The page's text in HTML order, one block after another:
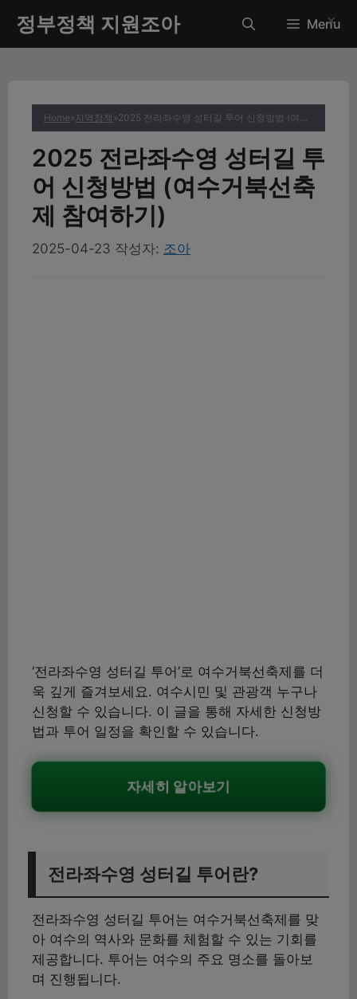
츠
정부정책 지원조아 Menu
Home»지역정책 » 2025 전라좌수영 성터길 투어 신청방법 (여수거북선축제 참여하기)
2025 전라좌수영 성터길 투
어 신청방법 (여수거북선축
제 참여하기)
2025-04-23 작성자: 조아
‘전라좌수영 성터길 투어’로 여수거북선축제를 더
욱 깊게 즐겨보세요. 여수시민 및 관광객 누구나
신청할 수 있습니다. 이 글을 통해 자세한 신청방
법과 투어 일정을 확인할 수 있습니다.
자세히 알아보기
전라좌수영 성터길 투어란?
전라좌수영 성터길 투어는 여수거북선축제를 맞
아 여수의 역사와 문화를 체험할 수 있는 기회를
제공합니다. 투어는 여수의 주요 명소를 돌아보
며 진행됩니다.
✕